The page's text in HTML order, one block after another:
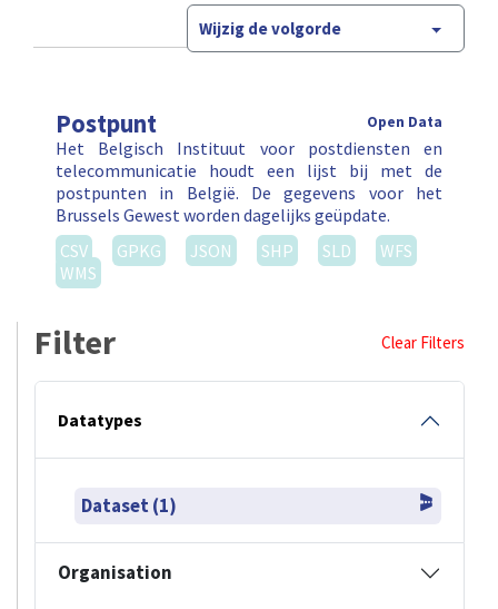
Wijzig de volgorde
Postpunt Open Data
Het Belgisch Instituut voor postdiensten en
telecommunicatie houdt een lijst bij met de
postpunten in België. De gegevens voor het
Brussels Gewest worden dagelijks geüpdate.
CSV
GPKG JSON SHP SLD
WFS
WMS
Filter Clear Filters
Datatypes
Dataset (1)
Organisation